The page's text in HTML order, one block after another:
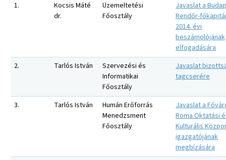
1.
Kocsis Máté
dr.
Üzemeltetési
Főosztály
Javaslat a
Rendőr-
2014. évi
beszámolójának
elfogadására
2.
Tarlós István
Szervezési és
Informatikai
Főosztály
Javaslat
tagcserére
3. Tarlós István
Humán Erőforrás
Menedzsment
Főosztály
Javaslat a
Roma Oktatási
Kulturális
igazgatójának
megbízására